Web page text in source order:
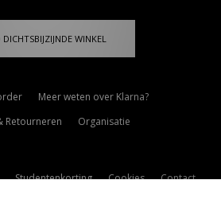
WINKEL
Meer weten over Klarna?
Retourneren
Organisatie
Studentenkorting Cookies
Contact